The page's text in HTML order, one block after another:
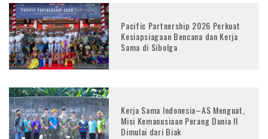
Pacific Partnership 2026 Perkuat
Kesiapsiagaan Bencana dan Kerja
Sama di Sibolga
Kerja Sama Indonesia–AS Menguat,
Misi Kemanusiaan Perang Dunia II
Dimulai dari Biak